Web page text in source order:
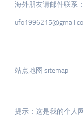
海外朋友请邮件联系：
站点地图 sitemap
提示：这是我的个人